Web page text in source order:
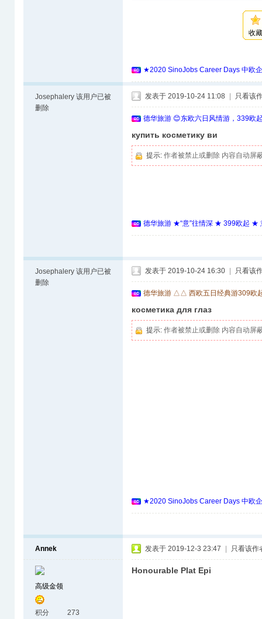
收
★2020 SinoJobs Career Days 中欧
Josephalery 该用户已被
删除
发表于 2019-10-24 11:08 只看该
德华旅游 😊东欧六日风情游，339欧
купить косметику ви
提示: 作者被禁止或删除 内容自动屏
德华旅游 ★“意”往情深 ★ 399欧起 ★
Josephalery 该用户已被
删除
发表于 2019-10-24 16:30 只看该
德华旅游 △△ 西欧五日经典游309欧
косметика для глаз
提示: 作者被禁止或删除 内容自动屏
★2020 SinoJobs Career Days 中欧
Annek
高级金领
积分
273
发表于 2019-12-3 23:47 只看该作
Honourable Plat Epi